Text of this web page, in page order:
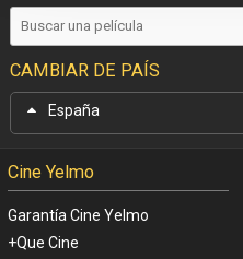
CAMBIAR DE PAÍS
España
Cine Yelmo
Garantía Cine Yelmo
+Que Cine